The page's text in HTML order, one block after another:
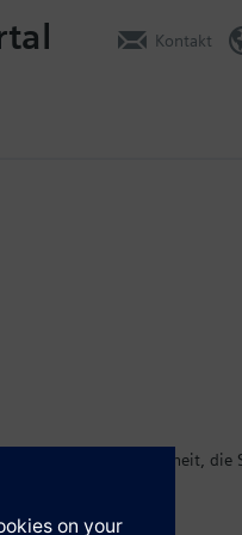
Kontakt
Bedieneinheit, die
betrieben werden. Die
programmiert
bis zu 16 Stationen, wenn